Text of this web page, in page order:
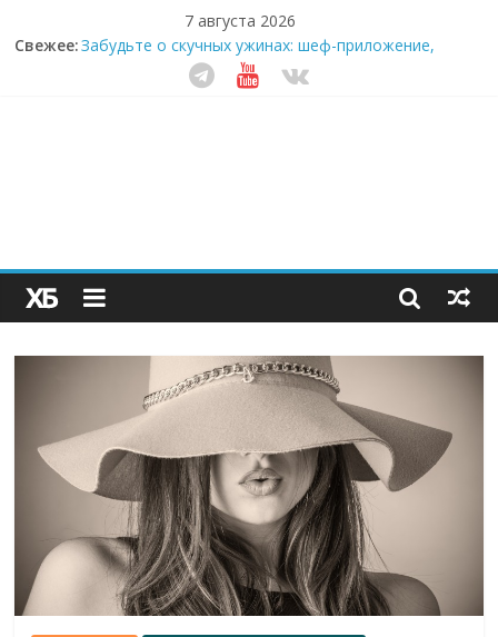
7 августа 2026
Свежее:Забудьте о скучных ужинах: шеф-приложение,
которое видит вашу еду насквозь
Небо зовёт: как бизнес на полётах дронов и
Секрет супергидратации: почему кокосовая вода с
пребиотиками становится главным трендом
здорового питания